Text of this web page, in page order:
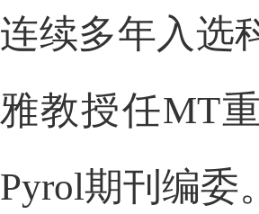
连续多年入选
雅教授任MT
Pyrol期刊编委